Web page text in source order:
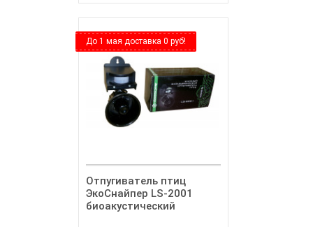
До 1 мая доставка 0 руб!
Отпугиватель птиц
ЭкоСнайпер LS-2001
биоакустический